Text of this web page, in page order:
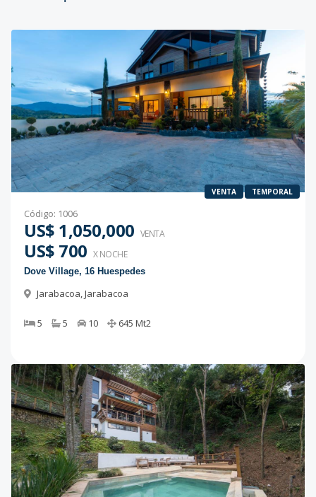
VENTA TEMPORAL
Código: 1006
US$ 1,050,000 VENTA
US$ 700 X NOCHE
Dove Village, 16 Huespedes
Jarabacoa,Jarabacoa
5 5 10 645 Mt2